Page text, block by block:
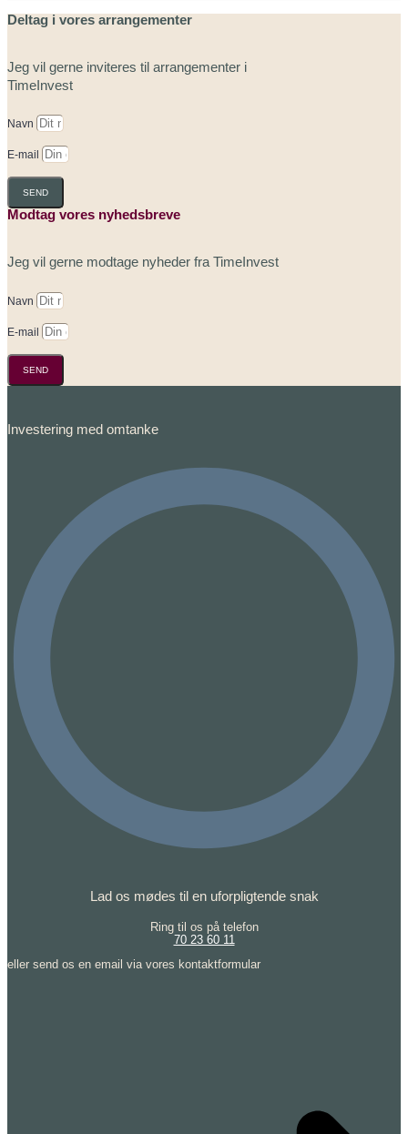
Deltag i vores arrangementer
Jeg vil gerne inviteres til arrangementer i
TimeInvest
Navn
E-mail
SEND
Modtag vores nyhedsbreve
Jeg vil gerne modtage nyheder fra TimeInvest
Navn
E-mail
SEND
Investering med omtanke
Lad os mødes til en uforpligtende snak
Ring til os på telefon
70 23 60 11
eller send os en email via vores kontaktformular